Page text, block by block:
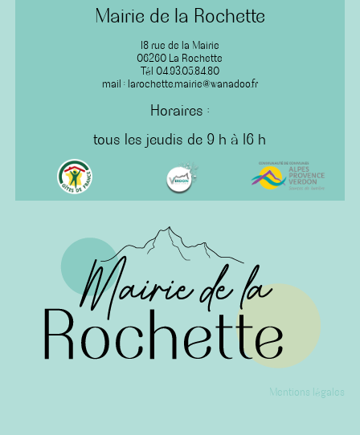
Mairie de la Rochette
18 rue de la Mairie
06260 La Rochette
Tél 04.93.05.84.80
mail : larochette.mairie@wanadoo.fr
Horaires :
tous les jeudis de 9 h à 16 h
Mentions légales